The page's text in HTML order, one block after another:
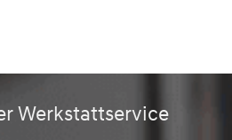
Werkstattservice